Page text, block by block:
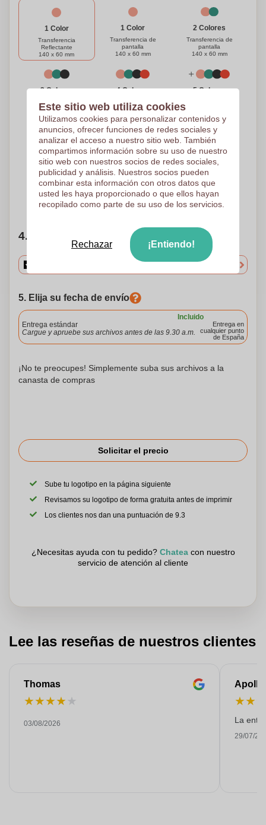
1 Color
Transferencia
Reflectante
140 x 60 mm
1 Color
Transferencia de
pantalla
140 x 60 mm
2 Colores
Transferencia de
pantalla
140 x 60 mm
3 Colores
Transferencia de
pantalla
140 x 60 mm
4 Colores
Transferencia de
pantalla
140 x 60 mm
5 Colores
140 x 60 mm
1 Color
Impresión en pantalla
140 x 60 mm
Color Completo
Transferencia digital
140 x 60 mm
¿Necesitas ayuda? Ayúdame a elegir
4. Elige tu cantidad
5. Elija su fecha de envío
Incluido
Entrega estándar
Cargue y apruebe sus archivos antes de las 9.30 a.m.
Entrega en
cualquier punto
de España
¡No te preocupes! Simplemente suba sus archivos a la
canasta de compras
Solicitar el precio
Sube tu logotipo en la página siguiente
Revisamos su logotipo de forma gratuita antes de imprimir
Los clientes nos dan una puntuación de 9.3
¿Necesitas ayuda con tu pedido? Chateacon nuestro
servicio de atención al cliente
Lee las reseñas de nuestros clientes
Thomas
★★★★★
03/08/2026
★★
La
29/07/
Este sitio web utiliza cookies
Utilizamos cookies para personalizar contenidos y
anuncios, ofrecer funciones de redes sociales y
analizar el acceso a nuestro sitio web. También
compartimos información sobre su uso de nuestro
sitio web con nuestros socios de redes sociales,
publicidad y análisis. Nuestros socios pueden
combinar esta información con otros datos que
usted les haya proporcionado o que ellos hayan
recopilado como parte de su uso de los servicios.
Rechazar ¡Entiendo!